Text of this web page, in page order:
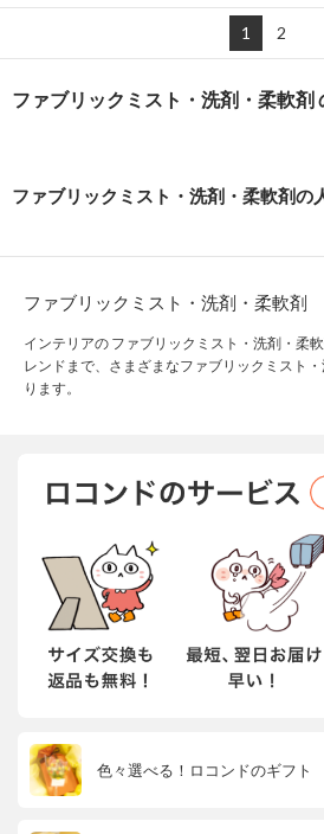
1 2
ファブリックミスト・洗剤・柔軟剤
ファブリックミスト・洗剤・柔軟剤の
ファブリックミスト・洗剤・柔軟剤
インテリアの ファブリックミスト・洗剤・柔
レンドまで、さまざまなファブリックミスト
ります。
色々選べる！ロコンドのギフト